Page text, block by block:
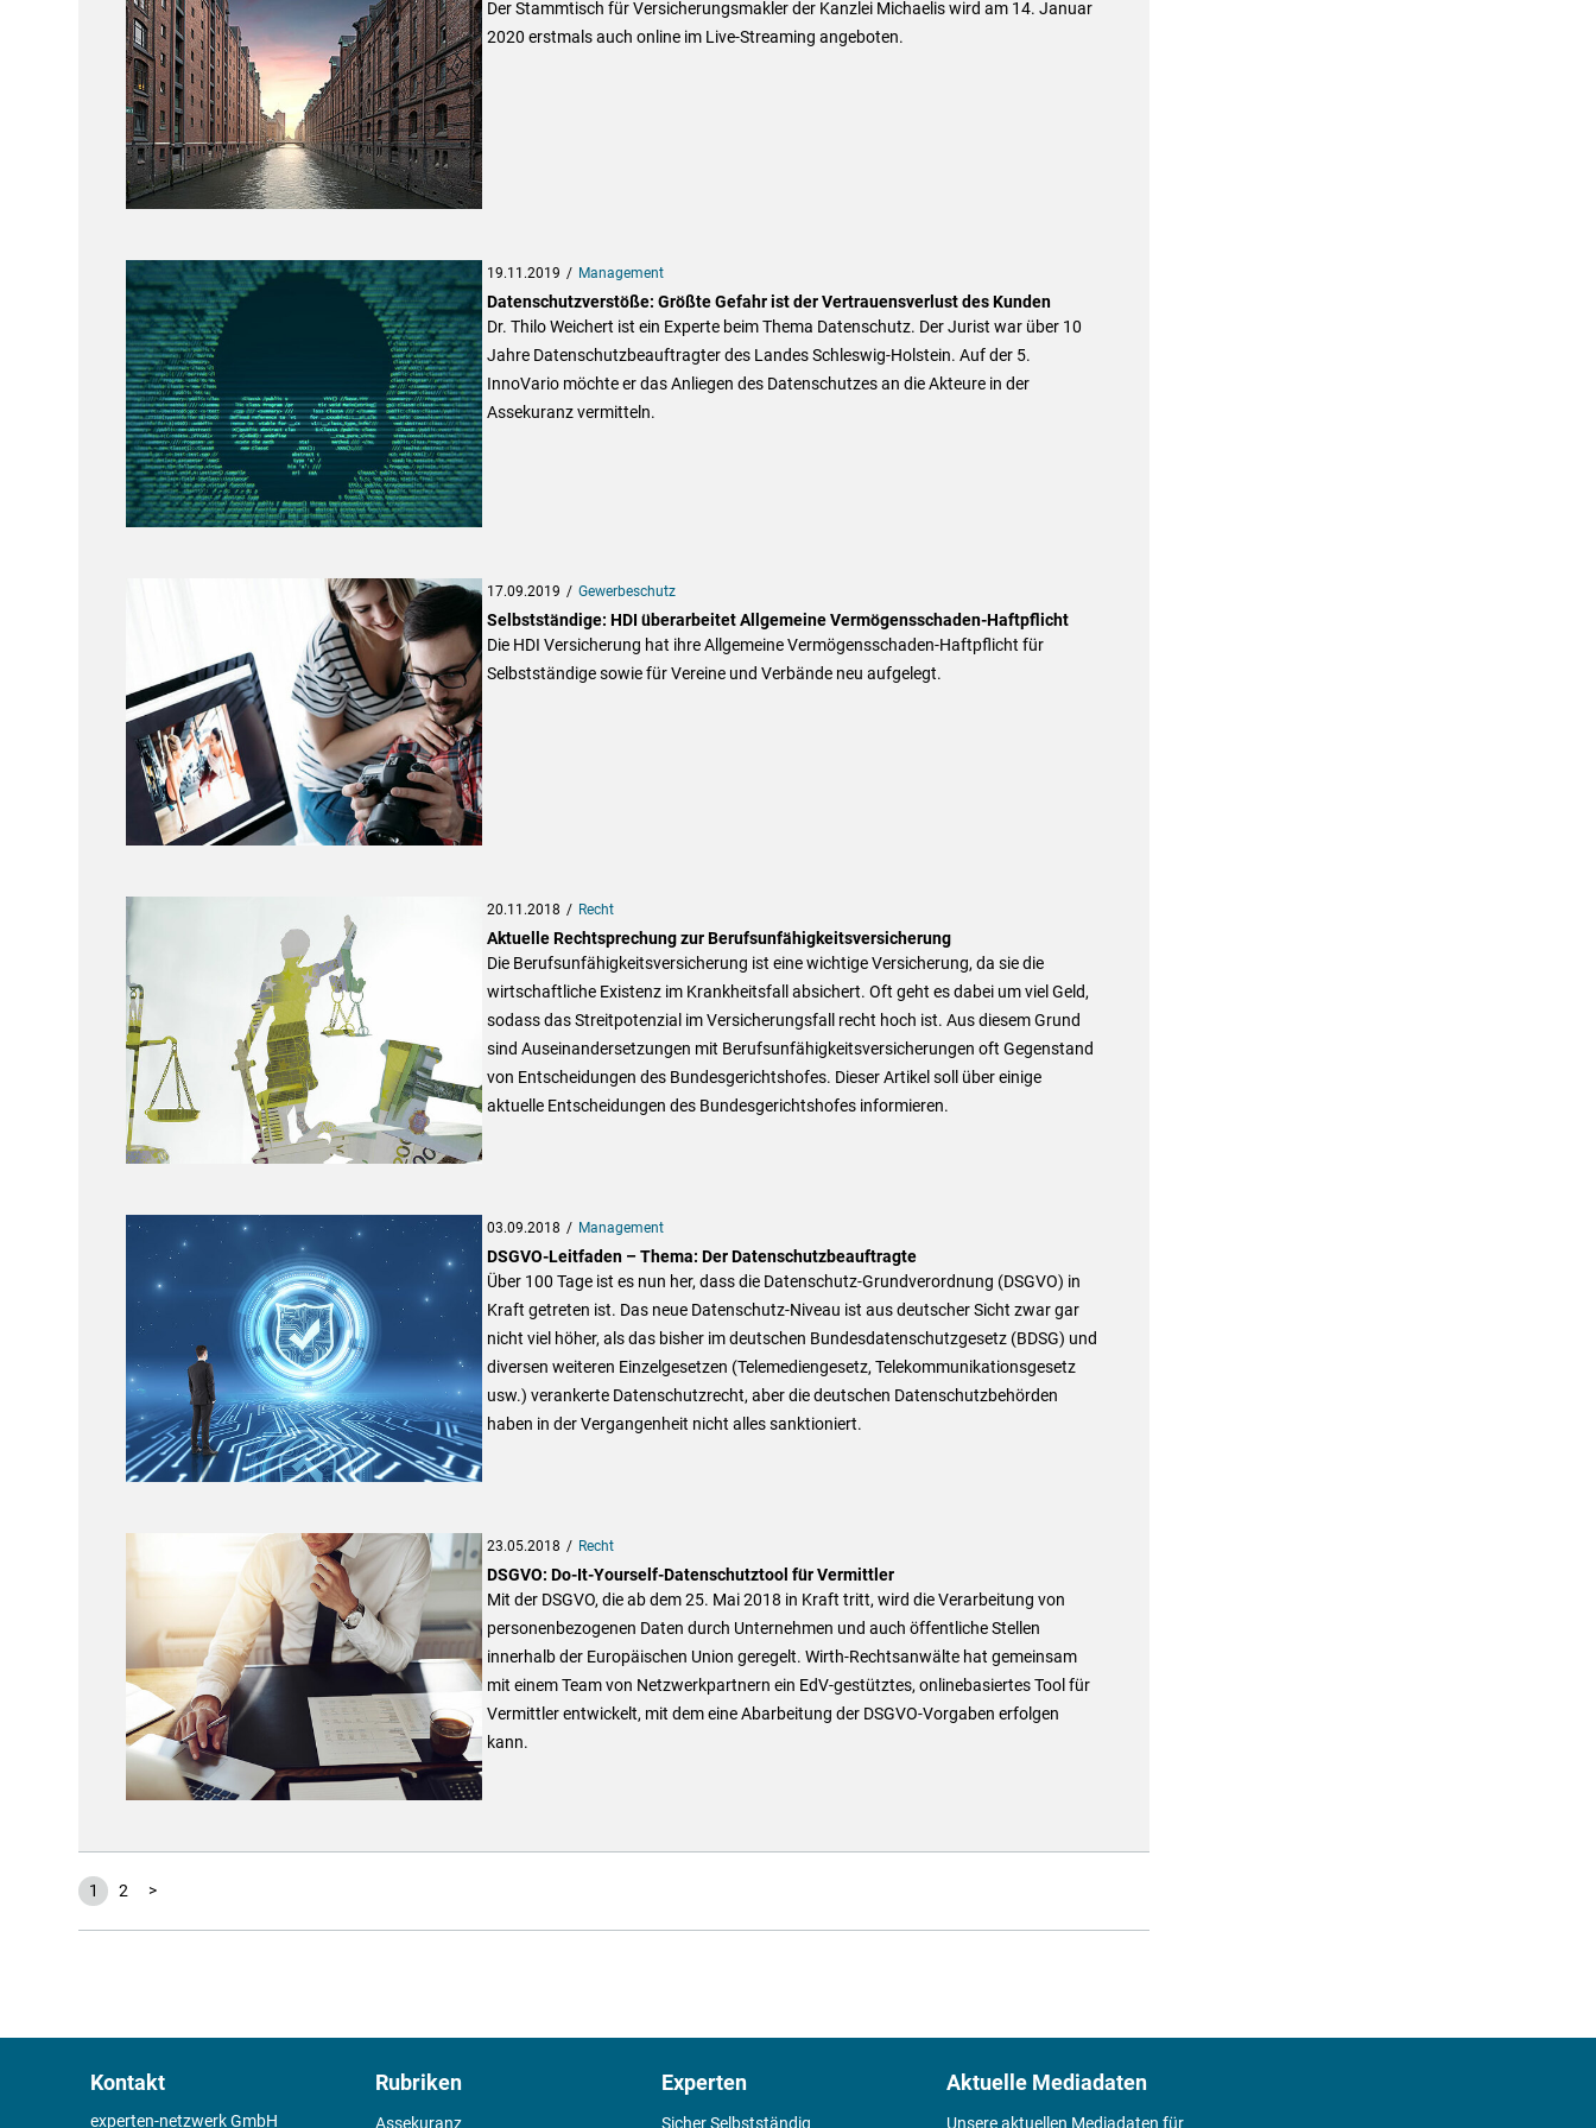
Der Stammtisch für Versicherungsmakler der Kanzlei Michaelis wird am 14. Januar
2020 erstmals auch online im Live-Streaming angeboten.
19.11.2019 Management
Datenschutzverstöße: Größte Gefahr ist der Vertrauensverlust des Kunden
Dr. Thilo Weichert ist ein Experte beim Thema Datenschutz. Der Jurist war über 10
Jahre Datenschutzbeauftragter des Landes Schleswig-Holstein. Auf der 5.
InnoVario möchte er das Anliegen des Datenschutzes an die Akteure in der
Assekuranz vermitteln.
17.09.2019 Gewerbeschutz
Selbstständige: HDI überarbeitet Allgemeine Vermögensschaden-Haftpflicht
Die HDI Versicherung hat ihre Allgemeine Vermögensschaden-Haftpflicht für
Selbstständige sowie für Vereine und Verbände neu aufgelegt.
20.11.2018 Recht
Aktuelle Rechtsprechung zur Berufsunfähigkeitsversicherung
Die Berufsunfähigkeitsversicherung ist eine wichtige Versicherung, da sie die
wirtschaftliche Existenz im Krankheitsfall absichert. Oft geht es dabei um viel Geld,
sodass das Streitpotenzial im Versicherungsfall recht hoch ist. Aus diesem Grund
sind Auseinandersetzungen mit Berufsunfähigkeitsversicherungen oft Gegenstand
von Entscheidungen des Bundesgerichtshofes. Dieser Artikel soll über einige
aktuelle Entscheidungen des Bundesgerichtshofes informieren.
03.09.2018 Management
DSGVO-Leitfaden – Thema: Der Datenschutzbeauftragte
Über 100 Tage ist es nun her, dass die Datenschutz-Grundverordnung (DSGVO) in
Kraft getreten ist. Das neue Datenschutz-Niveau ist aus deutscher Sicht zwar gar
nicht viel höher, als das bisher im deutschen Bundesdatenschutzgesetz (BDSG) und
diversen weiteren Einzelgesetzen (Telemediengesetz, Telekommunikationsgesetz
usw.) verankerte Datenschutzrecht, aber die deutschen Datenschutzbehörden
haben in der Vergangenheit nicht alles sanktioniert.
23.05.2018 Recht
DSGVO: Do-It-Yourself-Datenschutztool für Vermittler
Mit der DSGVO, die ab dem 25. Mai 2018 in Kraft tritt, wird die Verarbeitung von
personenbezogenen Daten durch Unternehmen und auch öffentliche Stellen
innerhalb der Europäischen Union geregelt. Wirth-Rechtsanwälte hat gemeinsam
mit einem Team von Netzwerkpartnern ein EdV-gestütztes, onlinebasiertes Tool für
Vermittler entwickelt, mit dem eine Abarbeitung der DSGVO-Vorgaben erfolgen
kann.
1 2 >
Kontakt
experten-netzwerk GmbH
Rubriken
Assekuranz
Experten
Sicher Selbstständig
Aktuelle Mediadaten
Unsere aktuellen Mediadaten für